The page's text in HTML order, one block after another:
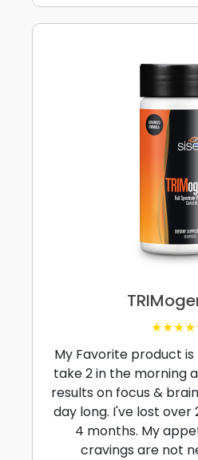
My Favorite product is
take 2 in the morning
results on focus &
day long. I've lost
4 months. My
cravings are not